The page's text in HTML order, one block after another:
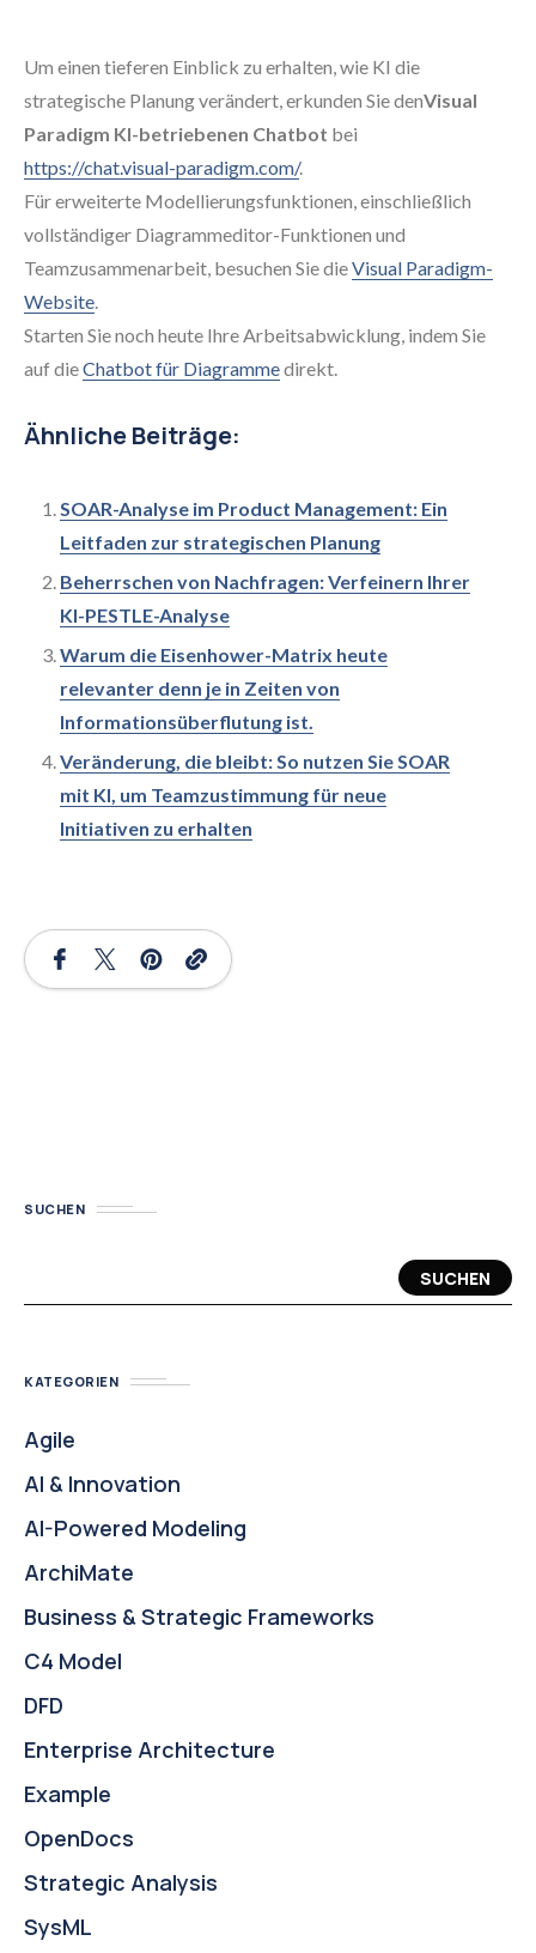
Um einen tieferen Einblick zu erhalten, wie KI die
strategische Planung verändert, erkunden Sie denVisual
Paradigm KI-betriebenen Chatbot bei
https://chat.visual-paradigm.com/.
Für erweiterte Modellierungsfunktionen, einschließlich
vollständiger Diagrammeditor-Funktionen und
Teamzusammenarbeit, besuchen Sie dieVisual Paradigm-
Website.
Starten Sie noch heute Ihre Arbeitsabwicklung, indem Sie
auf dieChatbot für Diagrammedirekt.
Ähnliche Beiträge:
SOAR-Analyse im Product Management: Ein
Leitfaden zur strategischen Planung
Beherrschen von Nachfragen: Verfeinern Ihrer
KI-PESTLE-Analyse
Warum die Eisenhower-Matrix heute
relevanter denn je in Zeiten von
Informationsüberflutung ist.
Veränderung, die bleibt: So nutzen Sie SOAR
mit KI, um Teamzustimmung für neue
Initiativen zu erhalten
SUCHEN
SUCHEN
KATEGORIEN
Agile
AI & Innovation
AI-Powered Modeling
ArchiMate
Business & Strategic Frameworks
C4 Model
DFD
Enterprise Architecture
Example
OpenDocs
Strategic Analysis
SysML